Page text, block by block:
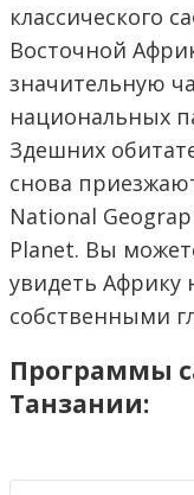
классического
Восточной
значительную
национальных
Здешних
снова
National
Planet. Вы
увидеть Африку
собственными
Программы
Танзании: